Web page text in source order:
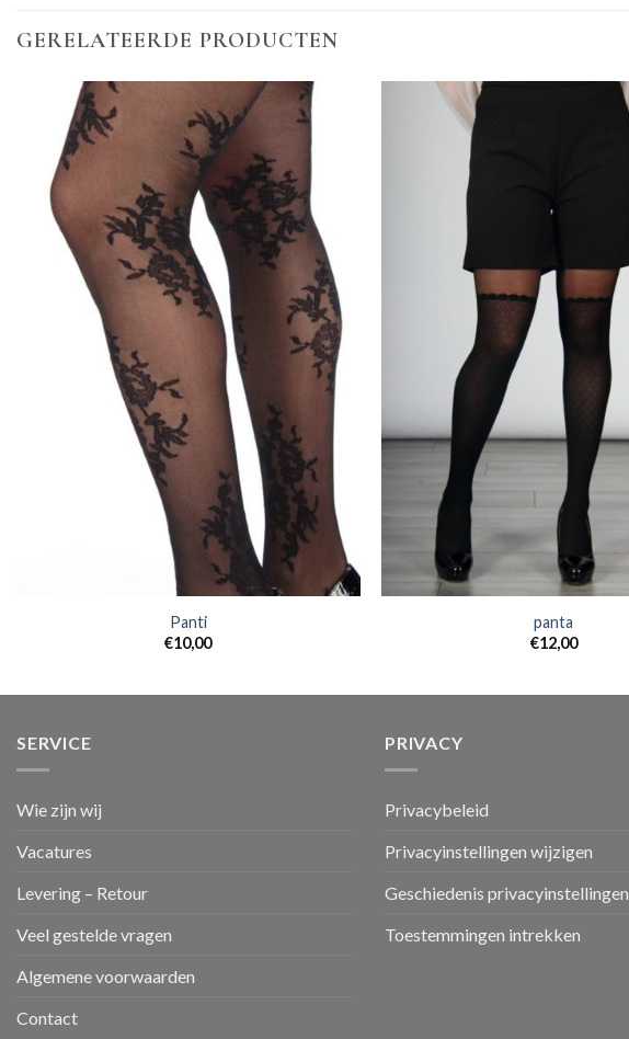
GERELATEERDE PRODUCTEN
Panti
€10,00
panta
€12,00
SERVICE
Wie zijn wij
Vacatures
Levering – Retour
Veel gestelde vragen
Algemene voorwaarden
Contact
PRIVACY
Privacybeleid
Privacyinstellingen wijzigen
Geschiedenis privacyinstellingen
Toestemmingen intrekken